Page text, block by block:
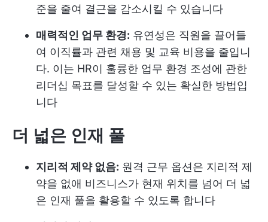
준을 줄여 결근을 감소시킬 수 있습니다
매력적인 업무 환경: 유연성은 직원을 끌어들
여 이직률과 관련 채용 및 교육 비용을 줄입니
다. 이는 HR이 훌륭한 업무 환경 조성에 관한
리더십 목표를 달성할 수 있는 확실한 방법입
니다
더 넓은 인재 풀
지리적 제약 없음: 원격 근무 옵션은 지리적 제
약을 없애 비즈니스가 현재 위치를 넘어 더 넓
은 인재 풀을 활용할 수 있도록 합니다